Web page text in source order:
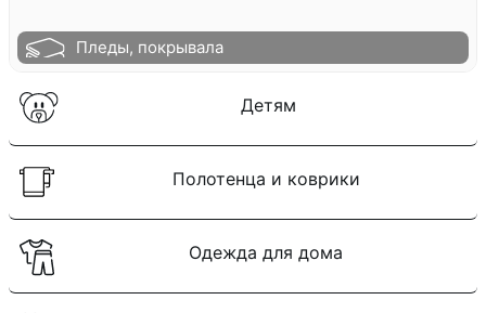
Пледы, покрывала
Детям
Полотенца и коврики
Одежда для дома